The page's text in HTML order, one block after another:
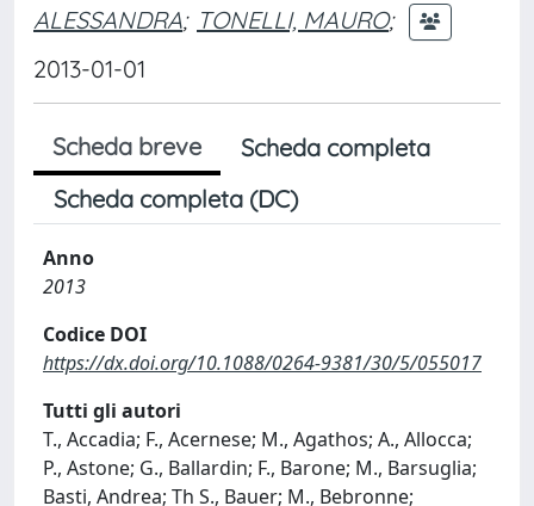
ALESSANDRA; TONELLI, MAURO;
2013-01-01
Scheda breve
Scheda completa
Scheda completa (DC)
Anno
2013
Codice DOI
https://dx.doi.org/10.1088/0264-9381/30/5/055017
Tutti gli autori
T., Accadia; F., Acernese; M., Agathos; A., Allocca;
P., Astone; G., Ballardin; F., Barone; M., Barsuglia;
Basti, Andrea; Th S., Bauer; M., Bebronne;